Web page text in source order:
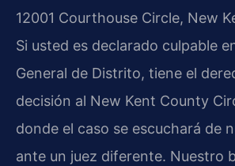
12001 Courthouse Circle, New
Si usted es declarado culpable
General de Distrito, tiene el
decisión al New Kent County
donde el caso se escuchará de
ante un juez diferente. Nuestro